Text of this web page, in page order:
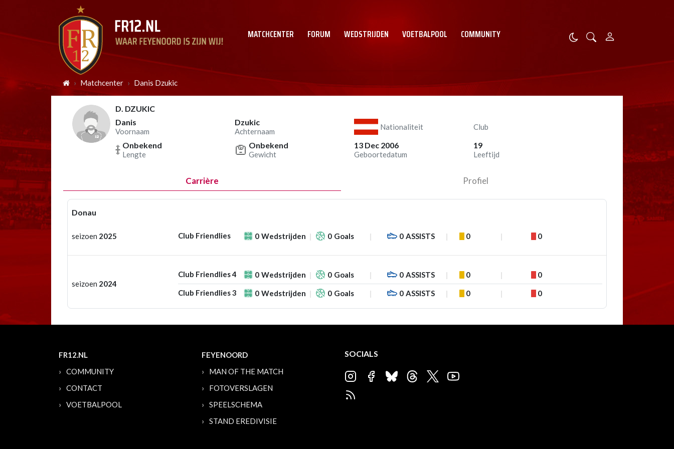
MATCHCENTER FORUM WEDSTRIJDEN VOETBALPOOL COMMUNITY
Matchcenter Danis Dzukic
D. DZUKIC
Danis
Voornaam
Dzukic
Achternaam
Nationaliteit Club
Onbekend
Lengte
Onbekend
Gewicht
13 Dec 2006
Geboortedatum
19
Leeftijd
Carrière Profiel
Donau
seizoen 2025 Club Friendlies 0 Wedstrijden 0 Goals 0 ASSISTS 0 0
seizoen 2024
Club Friendlies 4 0 Wedstrijden 0 Goals 0 ASSISTS 0 0
Club Friendlies 3 0 Wedstrijden 0 Goals 0 ASSISTS 0 0
FR12.NL
COMMUNITY
CONTACT
VOETBALPOOL
FEYENOORD
MAN OF THE MATCH
FOTOVERSLAGEN
SPEELSCHEMA
STAND EREDIVISIE
SOCIALS